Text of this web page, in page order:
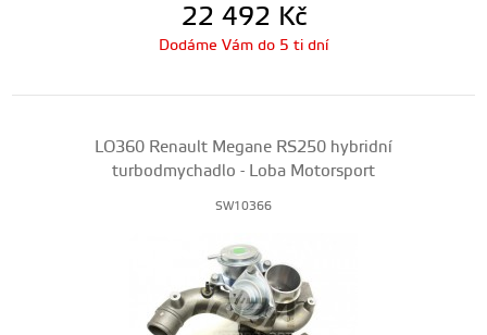
22 492 Kč
Dodáme Vám do 5 ti dní
LO360 Renault Megane RS250 hybridní
turbodmychadlo - Loba Motorsport
SW10366